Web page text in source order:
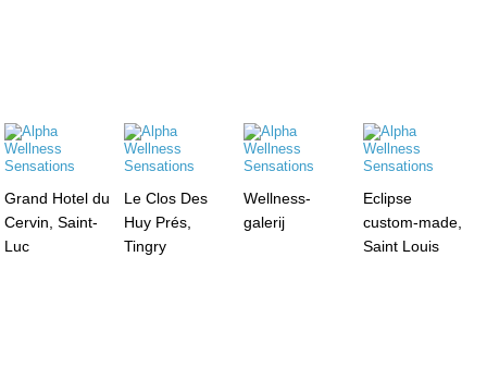
Grand Hotel du
Cervin, Saint-
Luc
Le Clos Des
Huy Prés,
Tingry
Wellness-
galerij
Eclipse
custom-made,
Saint Louis